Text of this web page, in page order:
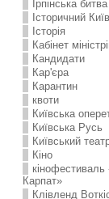
Ірпінська битва
Історичний Київ
Історія
Кабінет
Кандидати
Кар'єра
Карантин
квоти
Київська
Київська Русь
Київський
Кіно
кінофестиваль
Карпат»
Клівленд